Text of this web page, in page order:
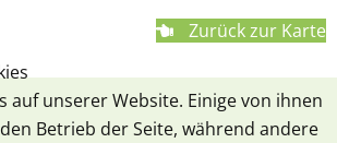
Zurück zur Karte
auf unserer Website. Einige von ihnen
Betrieb der Seite, während andere